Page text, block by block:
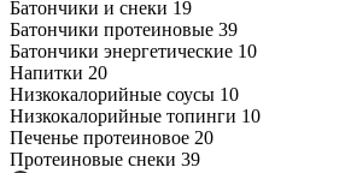
Батончики и снеки 19
Батончики протеиновые 39
Батончики энергетические 10
Напитки 20
Низкокалорийные соусы 10
Низкокалорийные топинги 10
Печенье протеиновое 20
Протеиновые снеки 39